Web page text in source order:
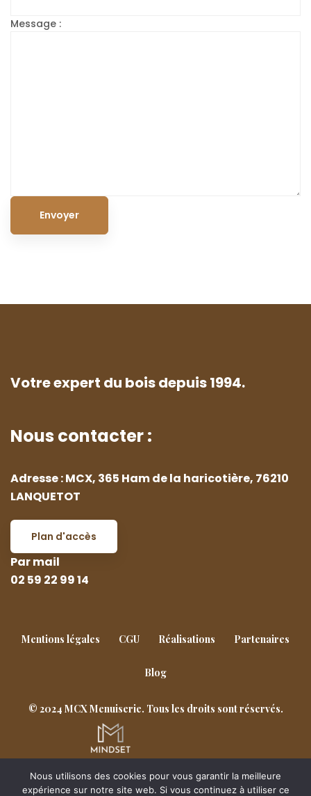
Message :
Votre expert du bois depuis 1994.
Nous contacter :
Adresse : MCX, 365 Ham de la haricotière, 76210
LANQUETOT
Plan d'accès
Par mail
02 59 22 99 14
Mentions légales CGU Réalisations Partenaires
Blog
© 2024 MCX Menuiserie. Tous les droits sont réservés.
Goderville Notre-Dame-de-Gravenchon
Nous utilisons des cookies pour vous garantir la meilleure
expérience sur notre site web. Si vous continuez à utiliser ce